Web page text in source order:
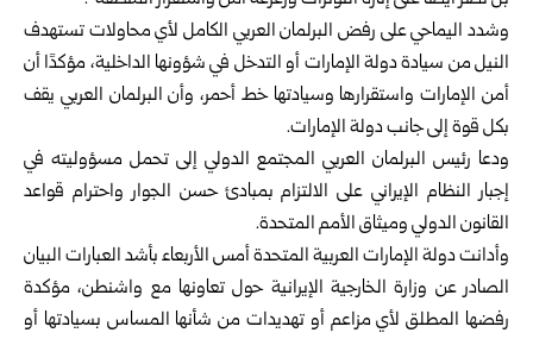
وشدد اليماحي على رفض البرلمان العربي الكامل لأي محاولات تستهدف
النيل من سيادة دولة الإمارات أو التدخل في شؤونها الداخلية، مؤكدًا أن
أمن الإمارات واستقرارها وسيادتها خط أحمر، وأن البرلمان العربي يقف
بكل قوة إلى جانب دولة الإمارات.
ودعا رئيس البرلمان العربي المجتمع الدولي إلى تحمل مسؤوليته في
إجبار النظام الإيراني على الالتزام بمبادئ حسن الجوار واحترام قواعد
القانون الدولي وميثاق الأمم المتحدة.
وأدانت دولة الإمارات العربية المتحدة أمس الأربعاء بأشد العبارات البيان
الصادر عن وزارة الخارجية الإيرانية حول تعاونها مع واشنطن، مؤكدة
رفضها المطلق لأي مزاعم أو تهديدات من شأنها المساس بسيادتها أو